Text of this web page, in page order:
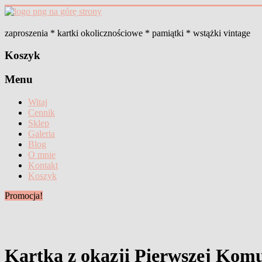
Skip
content
zaproszenia * kartki okolicznościowe * pamiątki * wstążki vintage
Koszyk
Menu
Witaj
Cennik
Sklep
Galeria
Blog
O mnie
Kontakt
Koszyk
Promocja!
Kartka z okazji Pierwszej